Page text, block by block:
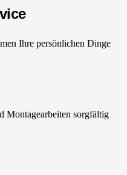
Ihre persönlichen Dinge
Montagearbeiten sorgfältig